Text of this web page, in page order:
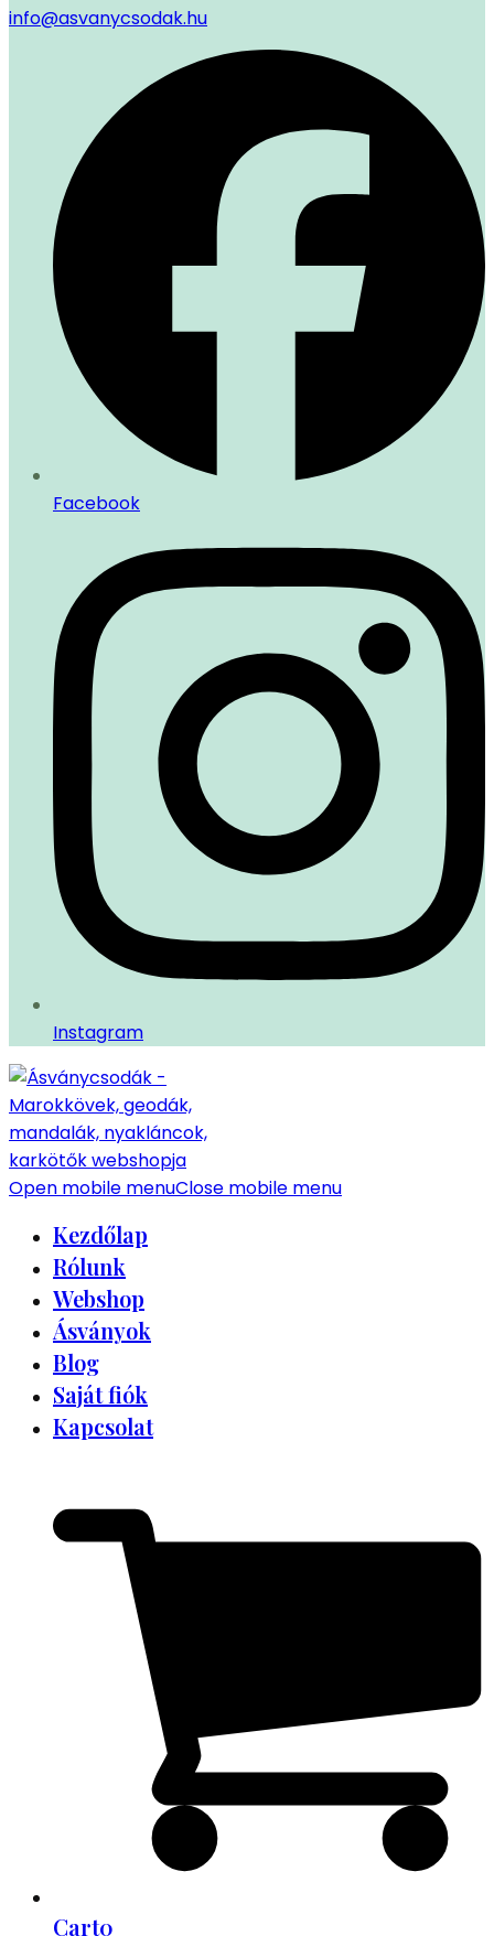
info@asvanycsodak.hu
Facebook
Instagram
Open mobile menuClose mobile menu
Kezdőlap
Rólunk
Webshop
Ásványok
Blog
Saját fiók
Kapcsolat
Cart0